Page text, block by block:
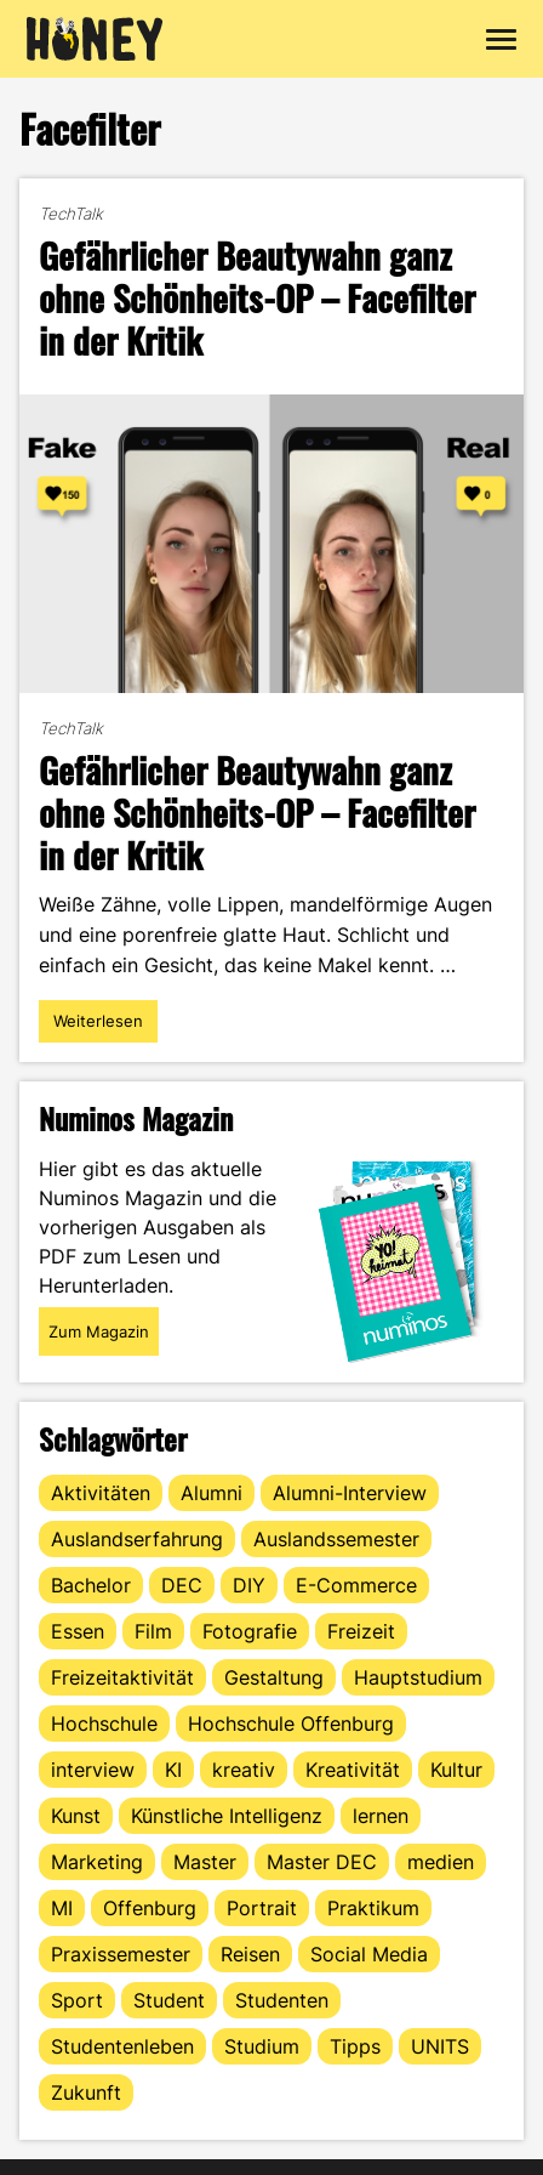
Inhalt
springen
Facefilter
TechTalk
Gefährlicher Beautywahn ganz
ohne Schönheits-OP – Facefilter
in der Kritik
TechTalk
Gefährlicher Beautywahn ganz
ohne Schönheits-OP – Facefilter
in der Kritik
Weiße Zähne, volle Lippen, mandelförmige Augen
und eine porenfreie glatte Haut. Schlicht und
einfach ein Gesicht, das keine Makel kennt. …
"Gefährlicher
Beautywahn
Schönheits-
–
Facefilter
in
der
Kritik"
Weiterlesen
Numinos Magazin
Hier gibt es das aktuelle
Numinos Magazin und die
vorherigen Ausgaben als
PDF zum Lesen und
Herunterladen.
Zum Magazin
Schlagwörter
Aktivitäten Alumni
Alumni-Interview
Auslandserfahrung
Auslandssemester
Bachelor
DEC DIY
E-Commerce
Essen
Film Fotografie
Freizeit
Freizeitaktivität
Gestaltung
Hauptstudium
Hochschule
Hochschule Offenburg
interview
KI kreativ Kreativität
Kultur
Kunst
Künstliche Intelligenz
lernen
Marketing
Master Master DEC
medien
MI
Offenburg Portrait
Praktikum
Praxissemester
Reisen
Social Media
Sport
Student
Studenten
Studentenleben
Studium Tipps
UNITS
Zukunft